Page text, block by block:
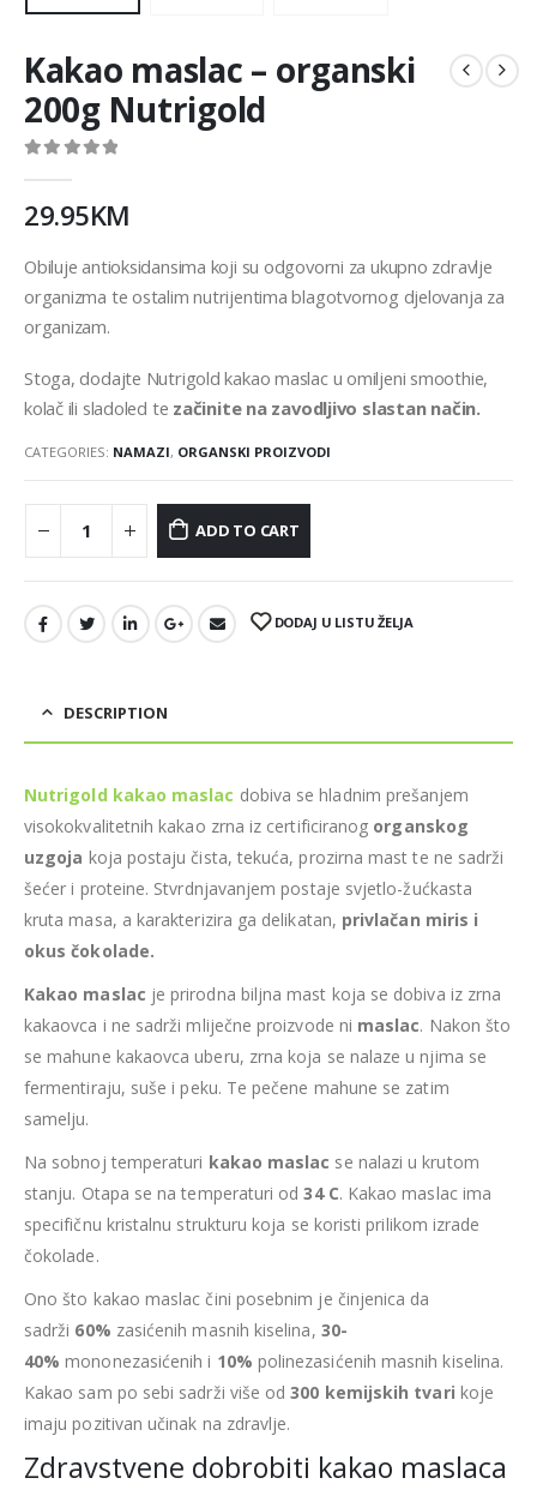
Kakao maslac – organski
200g Nutrigold
29.95KM
Obiluje antioksidansima koji su odgovorni za ukupno zdravlje
organizma te ostalim nutrijentima blagotvornog djelovanja za
organizam.
Stoga, dodajte Nutrigold kakao maslac u omiljeni smoothie,
kolač ili sladoled te začinite na zavodljivo slastan način.
CATEGORIES: NAMAZI, ORGANSKI PROIZVODI
ADD TO CART
DODAJ U LISTU ŽELJA
DESCRIPTION
Nutrigold kakao maslac dobiva se hladnim prešanjem
visokokvalitetnih kakao zrna iz certificiranog organskog
uzgoja koja postaju čista, tekuća, prozirna mast te ne sadrži
šećer i proteine. Stvrdnjavanjem postaje svjetlo-žućkasta
kruta masa, a karakterizira ga delikatan, privlačan miris i
okus čokolade.
Kakao maslac je prirodna biljna mast koja se dobiva iz zrna
kakaovca i ne sadrži mliječne proizvode ni maslac. Nakon što
se mahune kakaovca uberu, zrna koja se nalaze u njima se
fermentiraju, suše i peku. Te pečene mahune se zatim
samelju.
Na sobnoj temperaturi kakao maslac se nalazi u krutom
stanju. Otapa se na temperaturi od34 C. Kakao maslac ima
specifičnu kristalnu strukturu koja se koristi prilikom izrade
čokolade.
Ono što kakao maslac čini posebnim je činjenica da
sadrži 60% zasićenih masnih kiselina, 30-
40% mononezasićenih i 10% polinezasićenih masnih kiselina.
Kakao sam po sebi sadrži više od 300 kemijskih tvari koje
imaju pozitivan učinak na zdravlje.
Zdravstvene dobrobiti kakao maslaca